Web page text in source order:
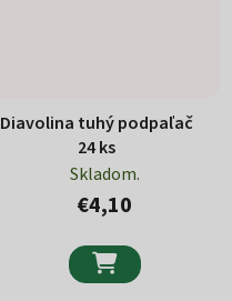
Diavolina tuhý podpaľač
24 ks
Skladom.
€4,10
